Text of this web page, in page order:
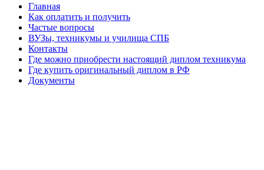
Главная
Как оплатить и получить
Частые вопросы
ВУЗы, техникумы и училища СПБ
Контакты
Где можно приобрести настоящий диплом техникума
Где купить оригинальный диплом в РФ
Документы